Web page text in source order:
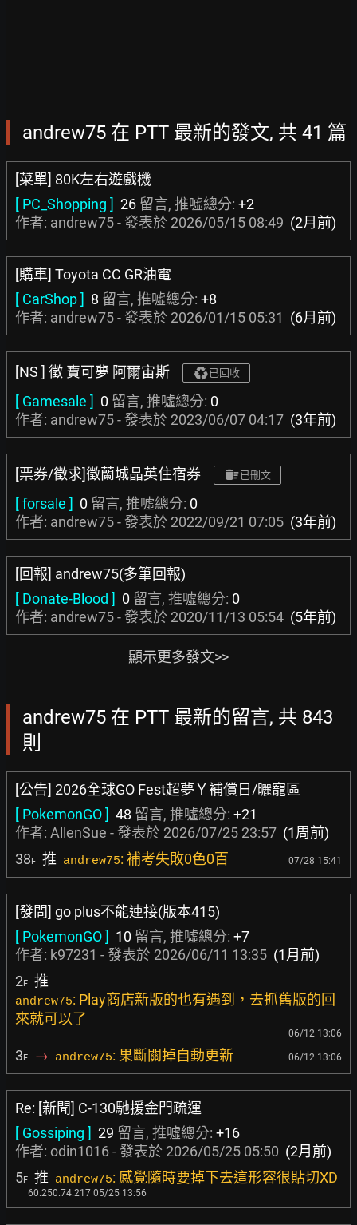
andrew75 在 PTT 最新的發文, 共 41 篇
[菜單] 80K左右遊戲機
[ PC_Shopping ] 26 留言, 推噓總分: +2
作者: andrew75 - 發表於 2026/05/15 08:49 (2月前)
[購車] Toyota CC GR油電
[ CarShop ] 8 留言, 推噓總分: +8
作者: andrew75 - 發表於 2026/01/15 05:31 (6月前)
[NS ] 徵 寶可夢 阿爾宙斯 已回收
[ Gamesale ] 0 留言, 推噓總分: 0
作者: andrew75 - 發表於 2023/06/07 04:17 (3年前)
[票券/徵求]徵蘭城晶英住宿券 已刪文
[ forsale ] 0 留言, 推噓總分: 0
作者: andrew75 - 發表於 2022/09/21 07:05 (3年前)
[回報] andrew75(多筆回報)
[ Donate-Blood ] 0 留言, 推噓總分: 0
作者: andrew75 - 發表於 2020/11/13 05:54 (5年前)
顯示更多發文>>
andrew75 在 PTT 最新的留言, 共 843
則
[公告] 2026全球GO Fest超夢Ｙ補償日/曬寵區
[ PokemonGO ] 48 留言, 推噓總分: +21
作者: AllenSue - 發表於 2026/07/25 23:57 (1周前)
38F 推 andrew75: 補考失敗0色0百 07/28 15:41
[發問] go plus不能連接(版本415)
[ PokemonGO ] 10 留言, 推噓總分: +7
作者: k97231 - 發表於 2026/06/11 13:35 (1月前)
2F 推
andrew75: Play商店新版的也有遇到，去抓舊版的回
來就可以了
06/12 13:06
3F → andrew75: 果斷關掉自動更新 06/12 13:06
Re: [新聞] C-130馳援金門疏運
[ Gossiping ] 29 留言, 推噓總分: +16
作者: odin1016- 發表於 2026/05/25 05:50 (2月前)
5F 推 andrew75: 感覺隨時要掉下去這形容很貼切XD
60.250.74.217 05/25 13:56